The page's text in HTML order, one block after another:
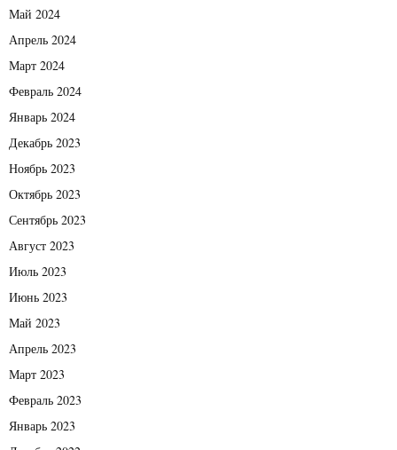
Май 2024
Апрель 2024
Март 2024
Февраль 2024
Январь 2024
Декабрь 2023
Ноябрь 2023
Октябрь 2023
Сентябрь 2023
Август 2023
Июль 2023
Июнь 2023
Май 2023
Апрель 2023
Март 2023
Февраль 2023
Январь 2023